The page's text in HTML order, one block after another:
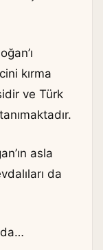
kırma
ve Türk
asla
da
da…